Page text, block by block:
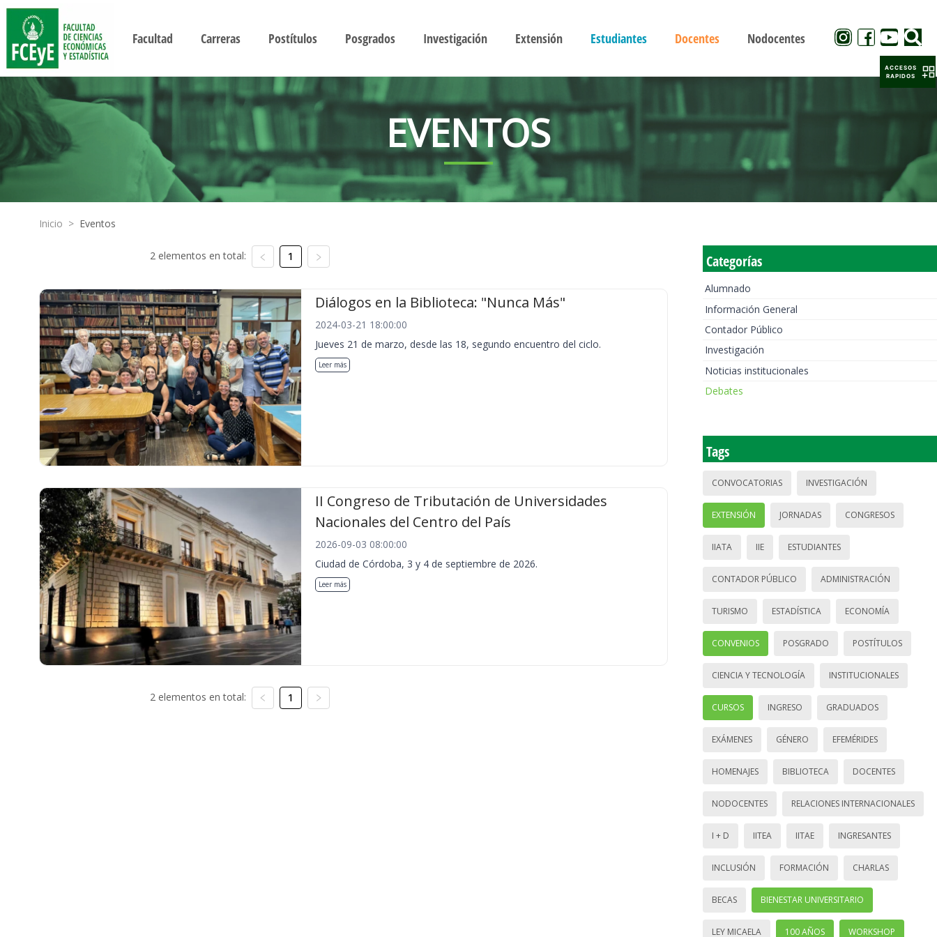
Facultad Carreras Postítulos Posgrados Investigación Extensión Estudiantes Docentes Nodocentes
EVENTOS
Inicio > Eventos
2 elementos en total: 1
Diálogos en la Biblioteca: "Nunca Más"
2024-03-21 18:00:00
Jueves 21 de marzo, desde las 18, segundo encuentro del ciclo.
Leer más
II Congreso de Tributación de Universidades
Nacionales del Centro del País
2026-09-03 08:00:00
Ciudad de Córdoba, 3 y 4 de septiembre de 2026.
Leer más
2 elementos en total: 1
Categorías
Alumnado
Información General
Contador Público
Investigación
Noticias institucionales
Debates
Tags
CONVOCATORIAS INVESTIGACIÓN
EXTENSIÓN JORNADAS CONGRESOS
IIATA IIE ESTUDIANTES
CONTADOR PÚBLICO ADMINISTRACIÓN
TURISMO ESTADÍSTICA ECONOMÍA
CONVENIOS POSGRADO POSTÍTULOS
CIENCIA Y TECNOLOGÍA INSTITUCIONALES
CURSOS INGRESO GRADUADOS
EXÁMENES GÉNERO EFEMÉRIDES
HOMENAJES BIBLIOTECA DOCENTES
NODOCENTES RELACIONES INTERNACIONALES
I + D IITEA IITAE INGRESANTES
INCLUSIÓN FORMACIÓN CHARLAS
BECAS BIENESTAR UNIVERSITARIO
LEY MICAELA 100 AÑOS WORKSHOP
ACCESOS
RAPIDOS